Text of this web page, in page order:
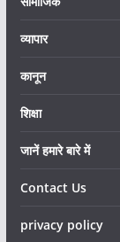
व्यापार
कानून
शिक्षा
जानें हमारे बारे में
Contact Us
privacy policy